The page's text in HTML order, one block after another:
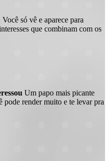
Você só vê e aparece para
que combinam com os
Um papo mais picante
pode render muito e te levar pra